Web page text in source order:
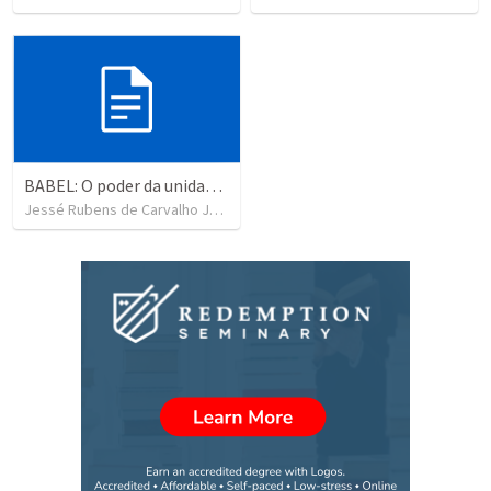
BABEL: O poder da unidade v2
Jessé Rubens de Carvalho Junior